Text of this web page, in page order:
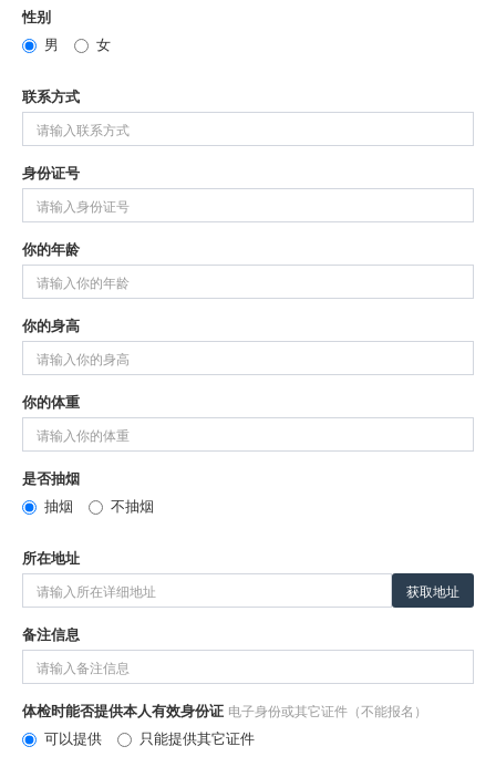
性别
男
女
联系方式
身份证号
你的年龄
你的身高
你的体重
是否抽烟
抽烟
不抽烟
所在地址
获取地址
备注信息
体检时能否提供本人有效身份证 电子身份或其它证件（不能报名）
可以提供 只能提供其它证件